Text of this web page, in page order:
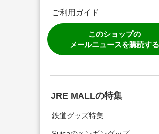
ご利用ガイド
このショップの
メールニュースを購読する
JRE MALLの特集
鉄道グッズ特集